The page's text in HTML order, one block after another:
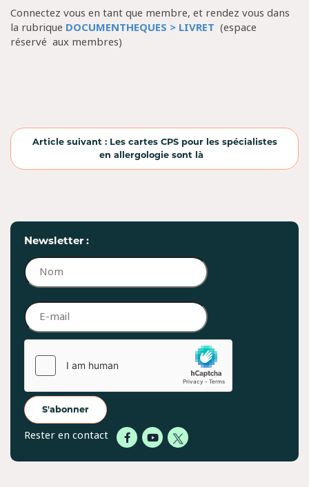
Connectez vous en tant que membre, et rendez vous dans
la rubrique DOCUMENTHEQUES > LIVRET (espace
réservé aux membres)
Article suivant : Les cartes CPS pour les spécialistes
en allergologie sont là
Newsletter :
S'abonner
Rester en contact